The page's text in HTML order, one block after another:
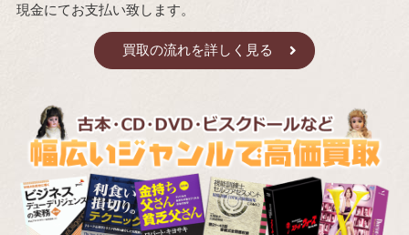
現金にてお支払い致します。
買取の流れを詳しく見る